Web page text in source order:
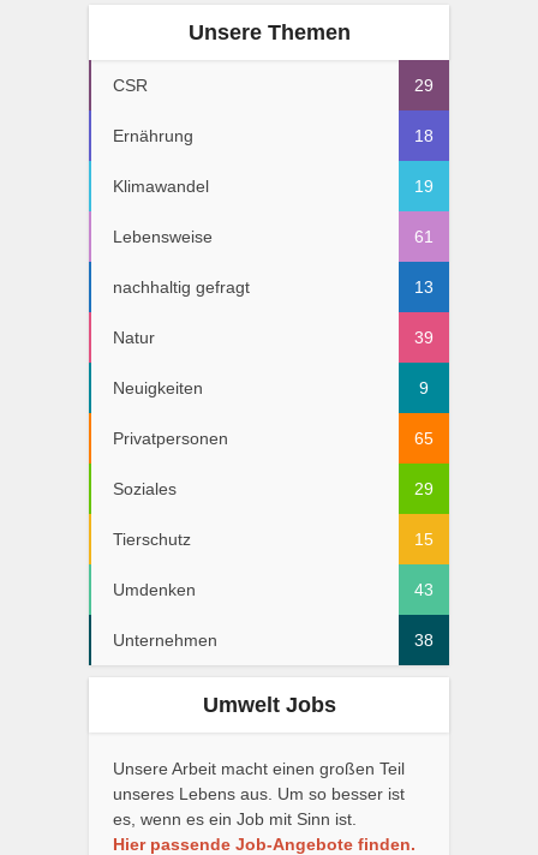
Unsere Themen
CSR 29
Ernährung 18
Klimawandel 19
Lebensweise 61
nachhaltig gefragt 13
Natur 39
Neuigkeiten 9
Privatpersonen 65
Soziales 29
Tierschutz 15
Umdenken 43
Unternehmen 38
Umwelt Jobs
Unsere Arbeit macht einen großen Teil
unseres Lebens aus. Um so besser ist
es, wenn es ein Job mit Sinn ist.
Hier passende Job-Angebote finden.